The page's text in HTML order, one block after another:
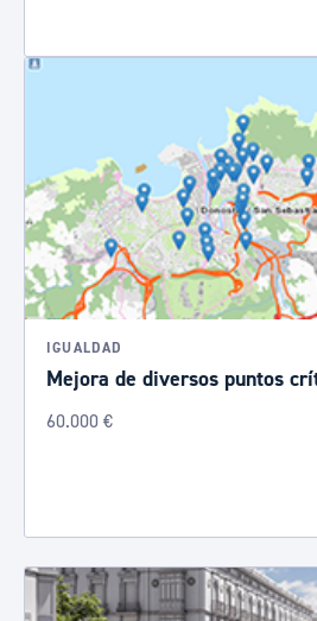
IGUALDAD
Mejora de diversos puntos
60.000 €